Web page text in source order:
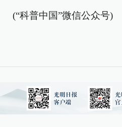
(“科普中国”微信公众号)